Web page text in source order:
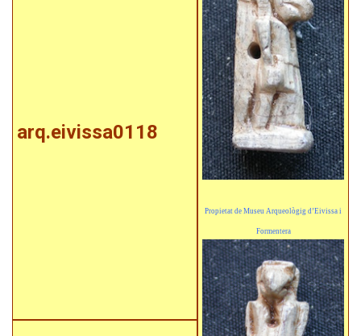
A
V
E
G
A
C
I
Ó
arq.eivissa0118
Propietat de Museu Arqueològig d’Eivissa i
Formentera